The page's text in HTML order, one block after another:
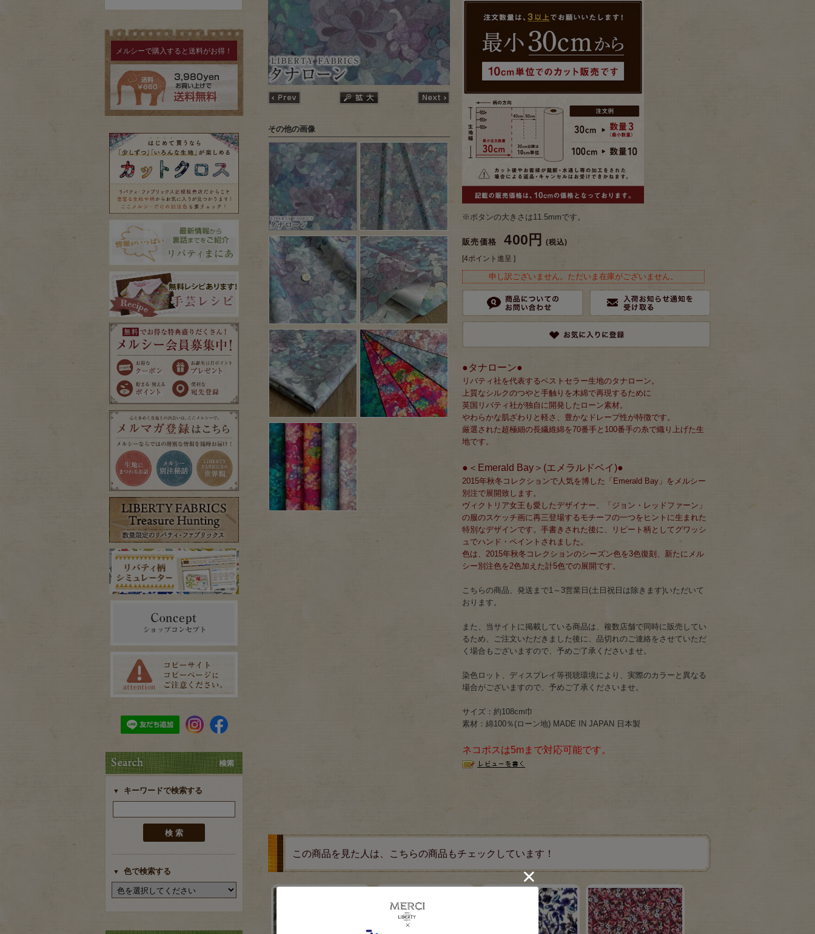
メルシーで購入すると送料がお得！
キーワードで検索する
色で検索する
※ボタンの大きさは11.5mmです。
販売価格 400円 (税込)
[4ポイント進呈 ]
申し訳ございません。ただいま在庫がございません。
●タナローン●
リバティ社を代表するベストセラー生地のタナローン。
上質なシルクのつやと手触りを木綿で再現するために
英国リバティ社が独自に開発したローン素材。
やわらかな肌ざわりと軽さ、豊かなドレープ性が特徴です。
厳選された超極細の長繊維綿を70番手と100番手の糸で織り上げた生
地です。
●＜Emerald Bay＞(エメラルドベイ)●
2015年秋冬コレクションで人気を博した「Emerald Bay」をメルシー
別注で展開致します。
ヴィクトリア女王も愛したデザイナー、「ジョン・レッドファーン」
の服のスケッチ画に再三登場するモチーフの一つをヒントに生まれた
特別なデザインです。手書きされた後に、リピート柄としてグワッシ
ュでハンド・ペイントされました。
色は、2015年秋冬コレクションのシーズン色を3色復刻、新たにメル
シー別注色を2色加えた計5色での展開です。
こちらの商品、発送まで1～3営業日(土日祝日は除きます)いただいて
おります。
また、当サイトに掲載している商品は、複数店舗で同時に販売してい
るため、ご注文いただきました後に、品切れのご連絡をさせていただ
く場合もございますので、予めご了承くださいませ。
染色ロット、ディスプレイ等視聴環境により、実際のカラーと異なる
場合がございますので、予めご了承くださいませ。
サイズ：約108cm巾
素材：綿100％(ローン地) MADE IN JAPAN 日本製
ネコポスは5mまで対応可能です。
その他の画像
この商品を見た人は、こちらの商品もチェックしています！